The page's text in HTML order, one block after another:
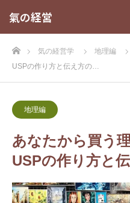
氣の経営
ホーム気の経営学 地理編
USPの作り方と伝え方の…
地理編
あなたから買う
USPの作り方と